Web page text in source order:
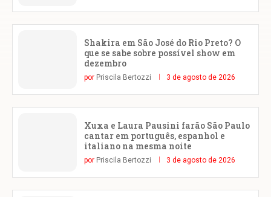
Shakira em São José do Rio Preto? O
que se sabe sobre possível show em
dezembro
por Priscila Bertozzi 3 de agosto de 2026
Xuxa e Laura Pausini farão São Paulo
cantar em português, espanhol e
italiano na mesma noite
por Priscila Bertozzi 3 de agosto de 2026